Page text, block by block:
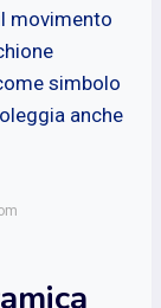
movimento
simbolo
anche